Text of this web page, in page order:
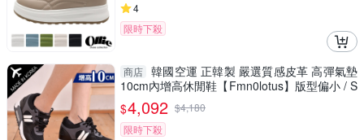
4
限時下殺
商店 韓國空運 正韓製 嚴選質感皮革 高彈氣墊
10cm內增高休閒鞋【Fmn0lotus】版型偏小 / S
D韓美鞋
$4,092 $4,180
限時下殺